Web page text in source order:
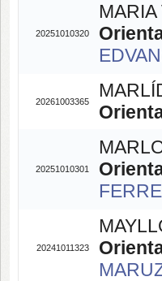
20251010320
MARIA
20261003365
20251010301
20241011323